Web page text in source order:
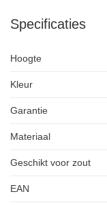
Specificaties
Hoogte
Kleur
Garantie
Materiaal
Geschikt voor zout
EAN